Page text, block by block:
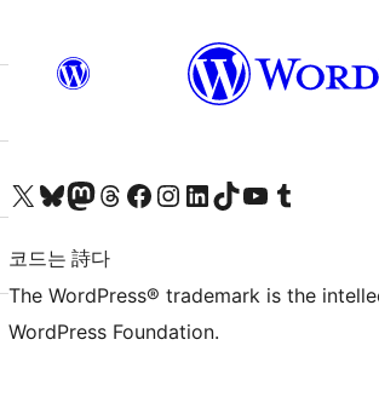
X(이전 트위터) 계정 방문하기블루스카이 계정 방문하기마스토돈 계정 방문하기스레드 계정 방문하기 페이스북 페이지 방문하기인스타그램 계정 방문하기 LinkedIn 계정 방문하기틱톡 계정 방문하기유튜브 채널 방문하기 텀블러 계정 방문하기
코드는 詩다
The WordPress® trademark is the
WordPress Foundation.